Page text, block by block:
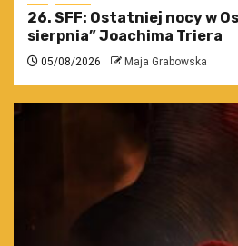
26. SFF: Ostatniej nocy w
sierpnia” Joachima Triera
05/08/2026 Maja Grabowska